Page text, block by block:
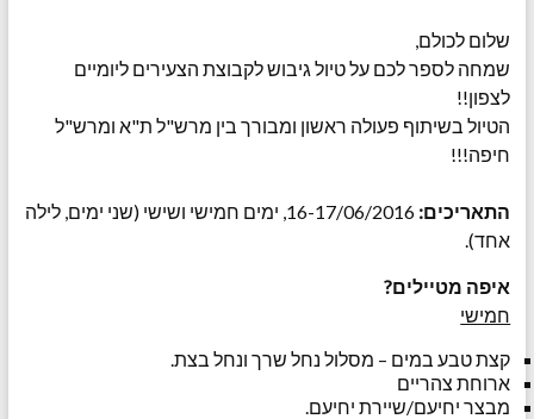
שלום לכולם,
שמחה לספר לכם על טיול גיבוש לקבוצת הצעירים ליומיים
לצפון!!
הטיול בשיתוף פעולה ראשון ומבורך בין מרש"ל ת"א ומרש"ל
חיפה!!!
התאריכים:
16-17/06/2016, ימים חמישי ושישי (שני ימים, לילה
אחד).
איפה מטיילים?
חמישי
קצת טבע במים – מסלול נחל שרך ונחל בצת.
ארוחת צהריים
מבצר יחיעם/שיירת יחיעם.